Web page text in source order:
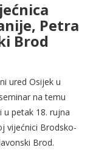
Petra
Brod
ured Osijek u
na temu
u petak 18. rujna
vijećnici Brodsko-
Brod.